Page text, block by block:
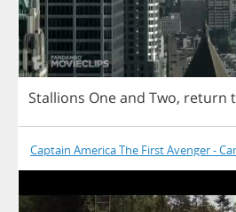
Stallions Oneand Two, return
Captain America The First Avenger -